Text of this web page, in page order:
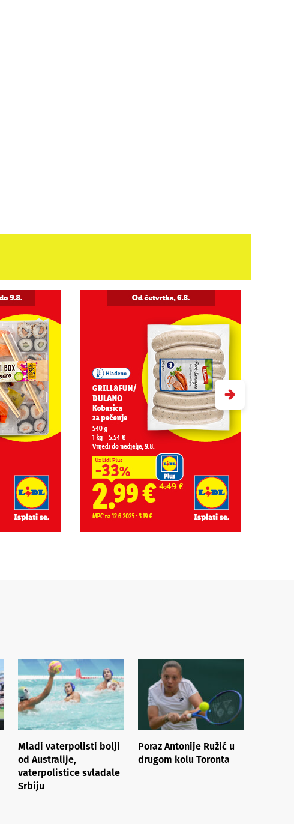
Mladi vaterpolisti bolji
od Australije,
vaterpolistice svladale
Srbiju
Poraz Antonije Ružić u
drugom kolu Toronta